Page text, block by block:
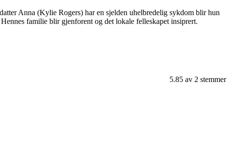
Anna (Kylie Rogers) har en sjelden uhelbredelig sykdom blir hun
familie blir gjenforent og det lokale felleskapet insiprert.
5.85 av 2 stemmer